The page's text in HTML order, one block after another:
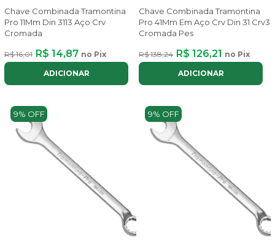
Chave Combinada Tramontina
Pro 11Mm Din 3113 Aço Crv
Cromada
R$ 16,01 R$ 14,87 no Pix
ADICIONAR
Chave Combinada Tramontina
Pro 41Mm Em Aço Crv Din 31 Crv3
Cromada Pes
R$ 138,24 R$ 126,21 no Pix
ADICIONAR
9% OFF 9% OFF